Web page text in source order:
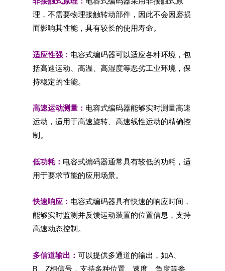
理，不需要物理接触转动部件，因此不会因磨损
而影响其性能，具有较长的使用寿命。
适应性强： 电容式编码器可以适应各种环境，包
括高速运动、高温、高湿度等恶劣工业环境，保
持稳定的性能。
高速运动测量： 电容式编码器能够实时测量高速
运动，适用于高速旋转、高速线性运动的精确控
制。
低功耗： 电容式编码器通常具有较低的功耗，适
用于要求节能的应用场景。
快速响应： 电容式编码器具有快速的响应时间，
能够实时监测并反馈运动装置的位置信息，支持
高速动态控制。
多信道输出： 可以提供多通道的输出，如A、
B、Z相信号，支持多种位置、速度、角度等参